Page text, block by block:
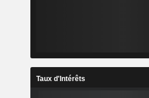
Taux d'Intérêts